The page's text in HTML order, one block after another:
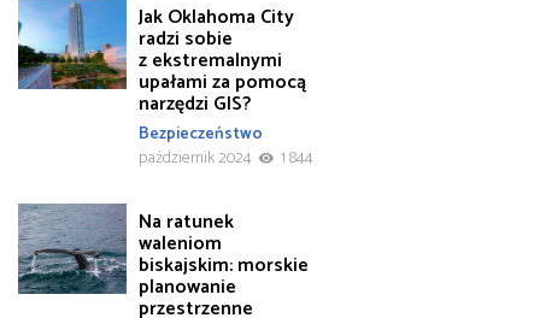
Jak Oklahoma City
radzi sobie
z ekstremalnymi
upałami za pomocą
narzędzi GIS?
Bezpieczeństwo
październik 2024
1 844
Na ratunek
waleniom
biskajskim: morskie
planowanie
przestrzenne